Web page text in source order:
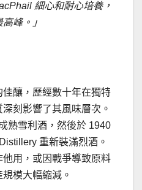
細心和耐心培養，
峰。」
釀，歷經數十年在獨特
刻影響了其風味層次。
熟雪利酒，然後於 1940
重新裝滿烈酒。
用，或因戰爭導致原料
模大幅縮減。